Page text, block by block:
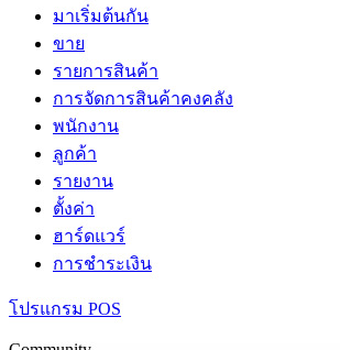
มาเริ่มต้นกัน
ขาย
รายการสินค้า
การจัดการสินค้าคงคลัง
พนักงาน
ลูกค้า
รายงาน
ตั้งค่า
ฮาร์ดแวร์
การชำระเงิน
โปรแกรม POS